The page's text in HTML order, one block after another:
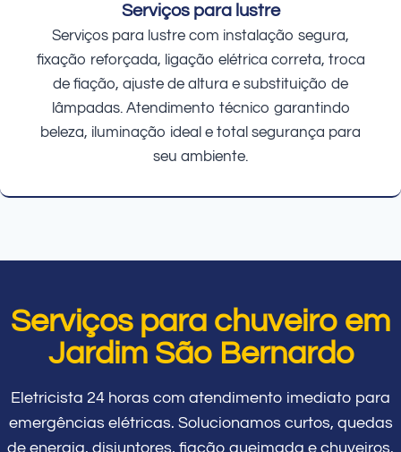
Serviços para lustre
Serviços para lustre com instalação segura,
fixação reforçada, ligação elétrica correta, troca
de fiação, ajuste de altura e substituição de
lâmpadas. Atendimento técnico garantindo
beleza, iluminação ideal e total segurança para
seu ambiente.
Serviços para chuveiro em
Jardim São Bernardo
Eletricista 24 horas com atendimento imediato para
emergências elétricas. Solucionamos curtos, quedas
de energia, disjuntores, fiação queimada e chuveiros.